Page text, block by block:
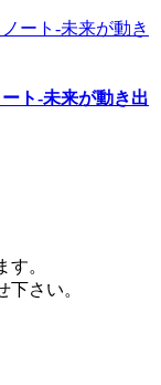
ト-未来が動き出
。
さい。